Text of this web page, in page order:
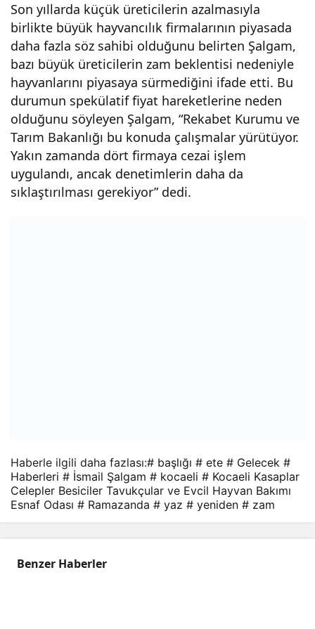
Son yıllarda küçük üreticilerin azalmasıyla
birlikte büyük hayvancılık firmalarının piyasada
daha fazla söz sahibi olduğunu belirten Şalgam,
bazı büyük üreticilerin zam beklentisi nedeniyle
hayvanlarını piyasaya sürmediğini ifade etti. Bu
durumun spekülatif fiyat hareketlerine neden
olduğunu söyleyen Şalgam, “Rekabet Kurumu ve
Tarım Bakanlığı bu konuda çalışmalar yürütüyor.
Yakın zamanda dört firmaya cezai işlem
uygulandı, ancak denetimlerin daha da
sıklaştırılması gerekiyor” dedi.
Haberle ilgili daha fazlası:# başlığı # ete # Gelecek #
Haberleri # İsmail Şalgam # kocaeli # Kocaeli Kasaplar
Celepler Besiciler Tavukçular ve Evcil Hayvan Bakımı
Esnaf Odası # Ramazanda # yaz # yeniden # zam
Benzer Haberler